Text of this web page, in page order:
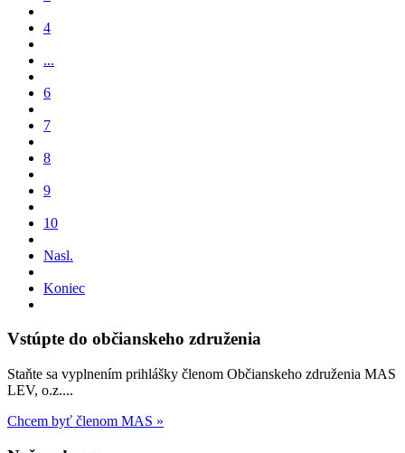
4
...
6
7
8
9
10
Nasl.
Koniec
Vstúpte do občianskeho združenia
Staňte sa vyplnením prihlášky členom Občianskeho združenia MAS
LEV, o.z....
Chcem byť členom MAS »